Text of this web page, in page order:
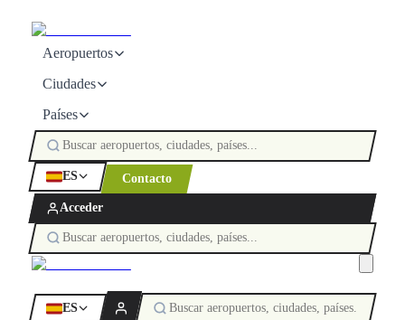
Aeropuertos
Ciudades
Países
ES Contacto
Acceder
ES